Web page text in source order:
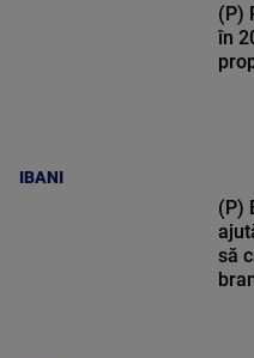
IBANI
(P)
în
(P)
să